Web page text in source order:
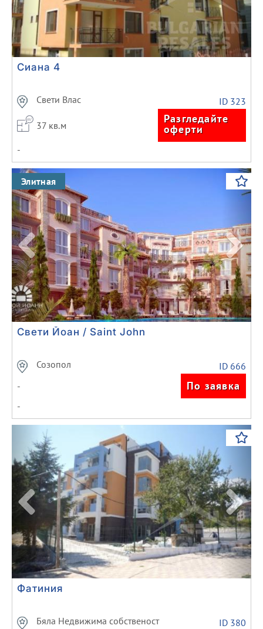
Сиана 4
Свети Влас ID 323
37 кв.м Разгледайте
оферти
-
Previous Next
Элитная
Свети Йоан / Saint John
Созопол
ID 666
-
По заявка
-
Previous Next
Фатиния
Бяла Недвижима собственост
ID 380